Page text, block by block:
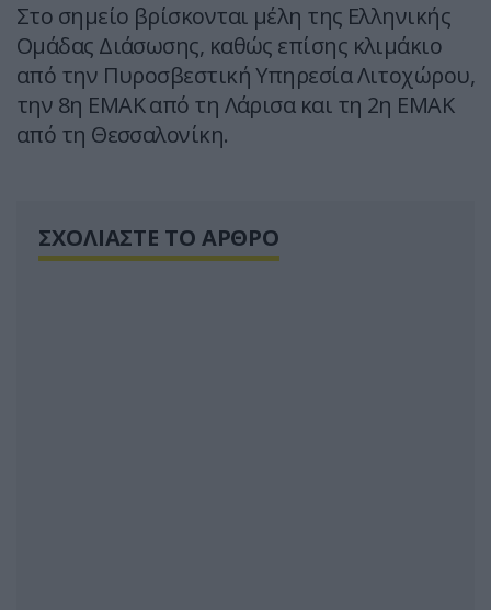
Στο σημείο βρίσκονται μέλη της Ελληνικής
Ομάδας Διάσωσης, καθώς επίσης κλιμάκιο
από την Πυροσβεστική Υπηρεσία Λιτοχώρου,
την 8η ΕΜΑΚ από τη Λάρισα και τη 2η ΕΜΑΚ
από τη Θεσσαλονίκη.
ΣΧΟΛΙΑΣΤΕ ΤΟ ΑΡΘΡΟ